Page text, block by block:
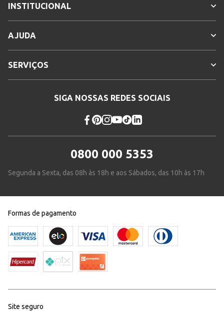
INSTITUCIONAL
AJUDA
SERVIÇOS
SIGA NOSSAS REDES SOCIAIS
0800 000 5353
Segunda a Sexta, das 08h às 18h e aos Sábados, das 10h às 17h
Formas de pagamento
Site seguro